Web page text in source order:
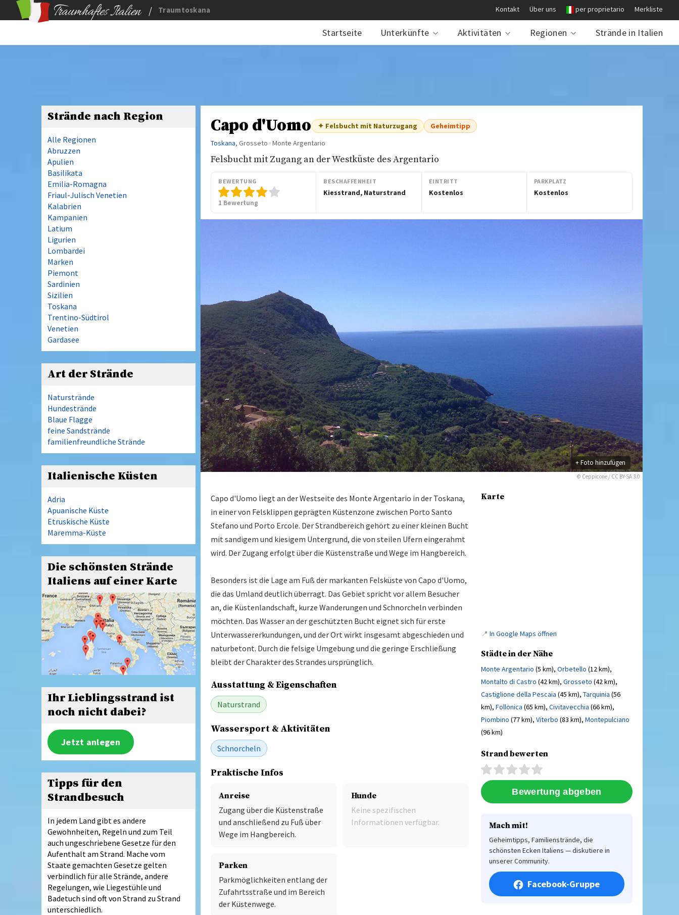
/ Traumtoskana Kontakt Über uns per proprietario Merkliste
Startseite Unterkünfte Aktivitäten Regionen Strände in Italien
Capo d'Uomo ✦ Felsbucht mit Naturzugang
Geheimtipp
Toskana, Grosseto · Monte Argentario
Felsbucht mit Zugang an der Westküste des Argentario
BEWERTUNG
1 Bewertung
BESCHAFFENHEIT
Kiesstrand, Naturstrand
EINTRITT
Kostenlos
PARKPLATZ
Kostenlos
© Ceppicone / CC BY-SA 3.0
+ Foto hinzufügen
Capo d'Uomo liegt an der Westseite des Monte Argentario in der Toskana,
in einer von Felsklippen geprägten Küstenzone zwischen Porto Santo
Stefano und Porto Ercole. Der Strandbereich gehört zu einer kleinen Bucht
mit sandigem und kiesigem Untergrund, die von steilen Ufern eingerahmt
wird. Der Zugang erfolgt über die Küstenstraße und Wege im Hangbereich.
Besonders ist die Lage am Fuß der markanten Felsküste von Capo d'Uomo,
die das Umland deutlich überragt. Das Gebiet spricht vor allem Besucher
an, die Küstenlandschaft, kurze Wanderungen und Schnorcheln verbinden
möchten. Das Wasser an der geschützten Bucht eignet sich für erste
Unterwassererkundungen, und der Ort wirkt insgesamt abgeschieden und
naturbetont. Durch die felsige Umgebung und die geringe Erschließung
bleibt der Charakter des Strandes ursprünglich.
Ausstattung & Eigenschaften
Naturstrand
Wassersport & Aktivitäten
Schnorcheln
Praktische Infos
Anreise
Zugang über die Küstenstraße
und anschließend zu Fuß über
Wege im Hangbereich.
Hunde
Keine spezifischen
Informationen verfügbar.
Parken
Parkmöglichkeiten entlang der
Zufahrtsstraße und im Bereich
der Küstenwege.
Karte
📍 In Google Maps öffnen
Städte in der Nähe
Monte Argentario (5 km), Orbetello (12 km),
Montalto di Castro (42 km), Grosseto (42 km),
Castiglione della Pescaia (45 km), Tarquinia (56
km), Follonica (65 km), Civitavecchia (66 km),
Piombino (77 km), Viterbo (83 km), Montepulciano
(96 km)
Strand bewerten
Mach mit!
Geheimtipps, Familienstrände, die
schönsten Ecken Italiens — diskutiere in
unserer Community.
Facebook-Gruppe
Strände nach Region
Alle Regionen
Abruzzen
Apulien
Basilikata
Emilia-Romagna
Friaul-Julisch Venetien
Kalabrien
Kampanien
Latium
Ligurien
Lombardei
Marken
Piemont
Sardinien
Sizilien
Toskana
Trentino-Südtirol
Venetien
Gardasee
Art der Strände
Naturstrände
Hundestrände
Blaue Flagge
feine Sandstrände
familienfreundliche Strände
Italienische Küsten
Adria
Apuanische Küste
Etruskische Küste
Maremma-Küste
Die schönsten Strände
Italiens auf einer Karte
Ihr Lieblingsstrand ist
noch nicht dabei?
Jetzt anlegen
Tipps für den
Strandbesuch
In jedem Land gibt es andere
Gewohnheiten, Regeln und zum Teil
auch ungeschriebene Gesetze für den
Aufenthalt am Strand. Mache vom
Staate gemachten Gesetze gelten
verbindlich für alle Strände, andere
Regelungen, wie Liegestühle und
Badetuch sind oft von Strand zu Strand
unterschiedlich.